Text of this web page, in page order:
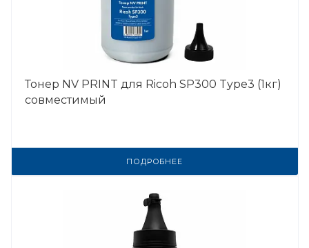
Тонер NV PRINT для Ricoh SP300 Type3 (1кг)
совместимый
ПОДРОБНЕЕ